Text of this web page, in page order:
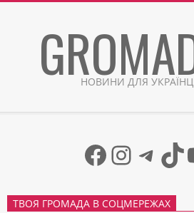
НОВИНИ ДЛЯ
ТВОЯ ГРОМАДА В СОЦМЕРЕЖАХ